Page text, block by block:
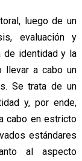
luego de un
evaluación y
de identidad y la
llevar a cabo un
Se trata de un
y, por ende,
cabo en estricto
estándares
al aspecto